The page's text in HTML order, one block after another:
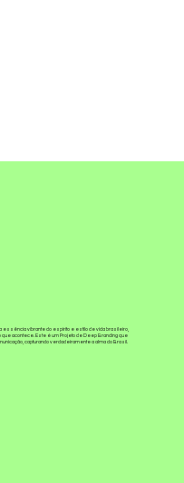
essência vibrante do espírito e estilo de vida brasileiro,
acontece. Este é um Projeto de Deep Branding que
capturando verdadeiramente a alma do Brasil.